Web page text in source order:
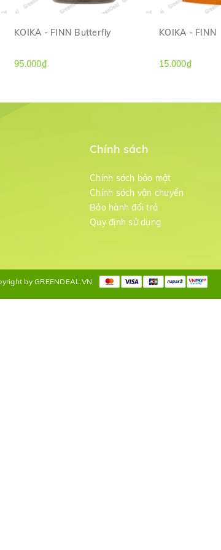
ăn hết trong vòng vài phút.
KOIKA - FINN Butterfly
95.000₫
KOIKA - FINN
15.000₫
Chính sách
Chính sách bảo mật
Chính sách vận chuyển
Bảo hành đổi trả
Quy định sử dụng
by GREENDEAL.VN